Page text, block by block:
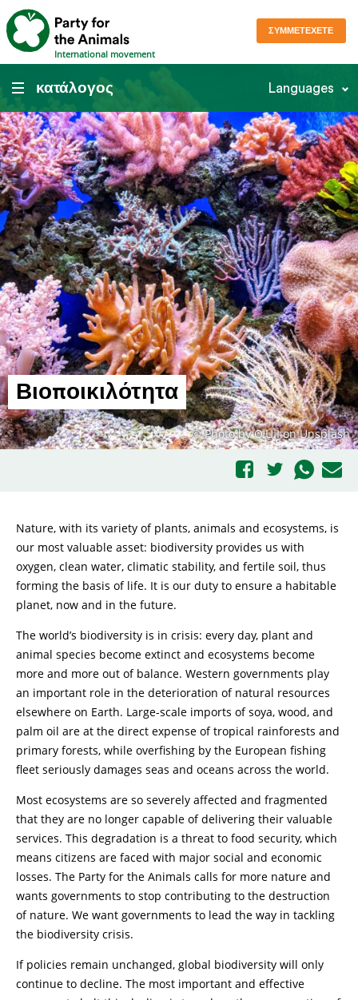
International movement
ΣΥΜΜΕΤΈΧΕΤΕ
κατάλογος Languages
Βιοποικιλότητα
© Photo by Q.U.I on Unsplash
Nature, with its variety of plants, animals and ecosystems, is
our most valuable asset: biodiversity provides us with
oxygen, clean water, climatic stability, and fertile soil, thus
forming the basis of life. It is our duty to ensure a habitable
planet, now and in the future.
The world’s biodiversity is in crisis: every day, plant and
animal species become extinct and ecosystems become
more and more out of balance. Western governments play
an important role in the deterioration of natural resources
elsewhere on Earth. Large-scale imports of soya, wood, and
palm oil are at the direct expense of tropical rainforests and
primary forests, while overfishing by the European fishing
fleet seriously damages seas and oceans across the world.
Most ecosystems are so severely affected and fragmented
that they are no longer capable of delivering their valuable
services. This degradation is a threat to food security, which
means citizens are faced with major social and economic
losses. The Party for the Animals calls for more nature and
wants governments to stop contributing to the destruction
of nature. We want governments to lead the way in tackling
the biodiversity crisis.
If policies remain unchanged, global biodiversity will only
continue to decline. The most important and effective